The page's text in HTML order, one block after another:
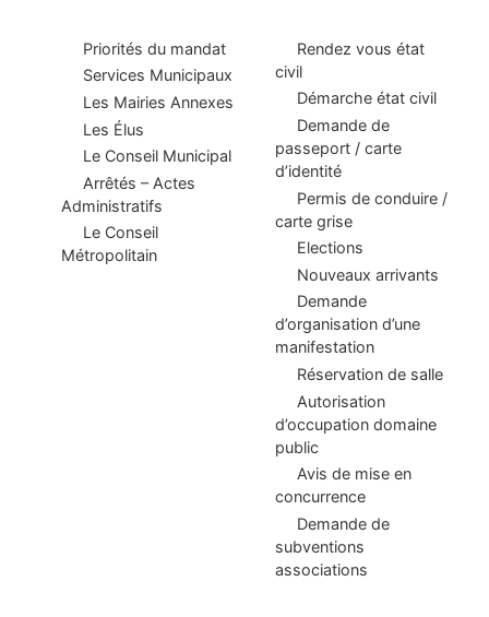
Priorités du mandat
Services Municipaux
Les Mairies Annexes
Les Élus
Le Conseil Municipal
Arrêtés – Actes
Administratifs
Le Conseil
Métropolitain
Rendez vous état
civil
Démarche état civil
Demande de
passeport / carte
d’identité
Permis de conduire /
carte grise
Elections
Nouveaux arrivants
Demande
d’organisation d’une
manifestation
Réservation de salle
Autorisation
d’occupation domaine
public
Avis de mise en
concurrence
Demande de
subventions
associations